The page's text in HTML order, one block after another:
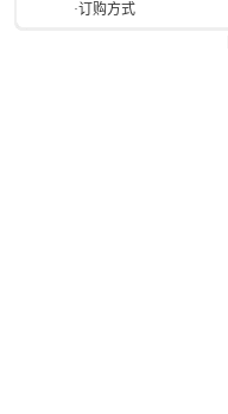
·订购方式